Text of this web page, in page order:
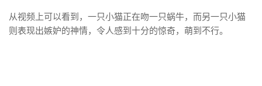
从视频上可以看到，一只小猫正在吻一只蜗牛，而另一只小猫
则表现出嫉妒的神情，令人感到十分的惊奇，萌到不行。